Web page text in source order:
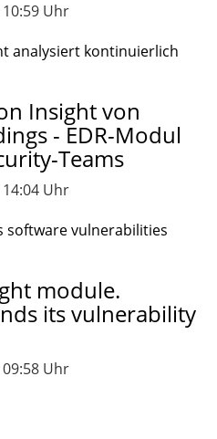
Uhr
analysiert kontinuierlich
Insight von
- EDR-Modul
Teams
Uhr
software vulnerabilities
module.
its vulnerability
Uhr